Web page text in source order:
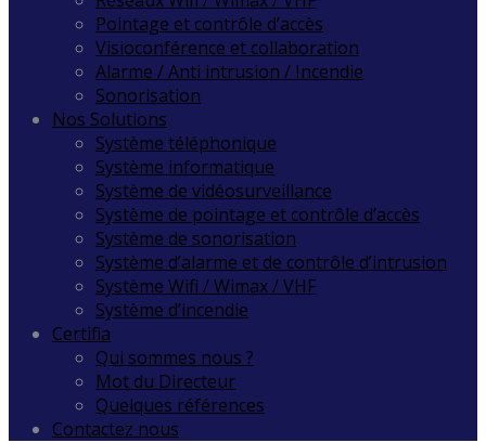
Pointage et contrôle d’accès
Visioconférence et collaboration
Alarme / Anti intrusion / Incendie
Sonorisation
Nos Solutions
Système téléphonique
Système informatique
Système de vidéosurveillance
Système de pointage et contrôle d’accès
Système de sonorisation
Système d’alarme et de contrôle d’intrusion
Système Wifi / Wimax / VHF
Système d’incendie
Certifia
Qui sommes nous ?
Mot du Directeur
Quelques références
Contactez nous